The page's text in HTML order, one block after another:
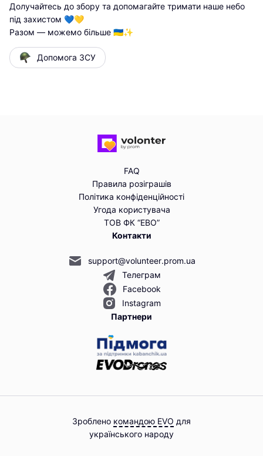
Долучайтесь до збору та допомагайте тримати наше небо
під захистом 💙💛
Разом — можемо більше 🇺🇦✨
Допомога ЗСУ
FAQ
Правила розіграшів
Політика конфіденційності
Угода користувача
ТОВ ФК “ЕВО”
Контакти
support@volunteer.prom.ua
Телеграм
Facebook
Instagram
Партнери
Зроблено командою EVO для
українського народу